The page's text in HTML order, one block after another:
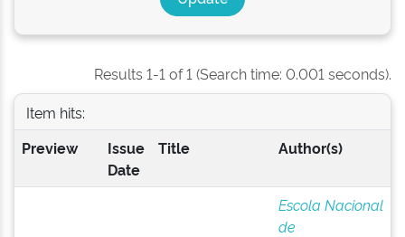
Results 1-1 of 1 (Search time: 0.001 seconds).
Item hits:
Preview
Issue
Date
Title Author(s)
Escola Nacional
de